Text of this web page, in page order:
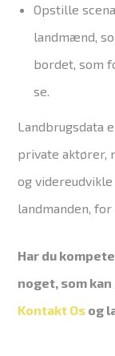
Opstille
landmænd,
bordet, som
se.
Landbrugsdata
private aktører,
og
landmanden,
Har du
noget, som
Kontakt Os og